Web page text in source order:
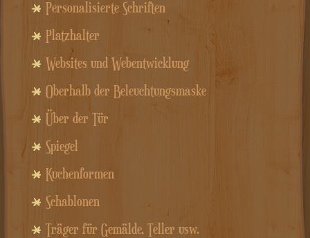
Personalisierte Schriften
Platzhalter
Websites und Webentwicklung
Oberhalb der Beleuchtungsmaske
Über der Tür
Spiegel
Kuchenformen
Schablonen
Träger für Gemälde, Teller usw.